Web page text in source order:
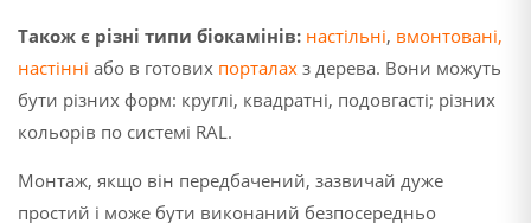
Також є різні типи біокамінів: настільні, вмонтовані,
настінні або в готових порталах з дерева. Вони можуть
бути різних форм: круглі, квадратні, подовгасті; різних
кольорів по системі RAL.
Монтаж, якщо він передбачений, зазвичай дуже
простий і може бути виконаний безпосередньо